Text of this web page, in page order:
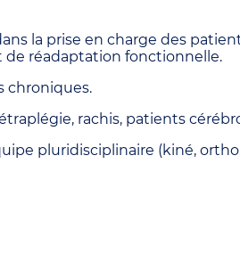
la prise en charge des
de réadaptation fonctionnelle.
chroniques.
rachis, patients
pluridisciplinaire (kiné, ortho,